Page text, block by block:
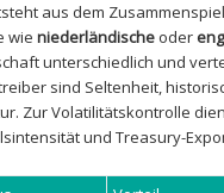
aus dem
wie niederländische oder
unterschiedlich und
sind Seltenheit,
Zur ⁣Volatilitätskontrolle
und Treasury-